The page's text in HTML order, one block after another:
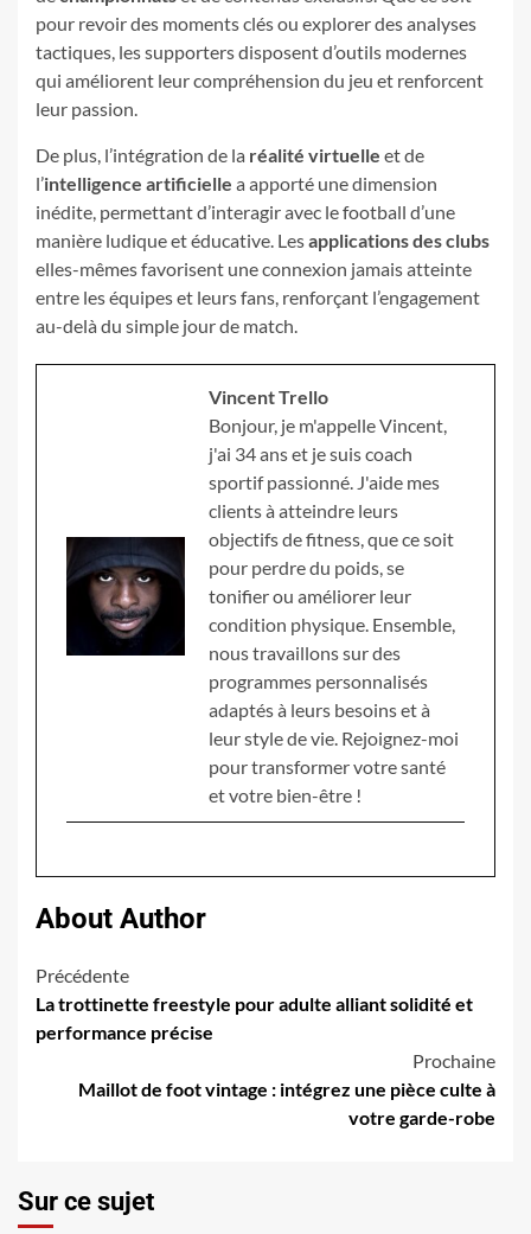
pour revoir des moments clés ou explorer des analyses
tactiques, les supporters disposent d’outils modernes
qui améliorent leur compréhension du jeu et renforcent
leur passion.
De plus, l’intégration de la réalité virtuelle et de
l’intelligence artificielle a apporté une dimension
inédite, permettant d’interagir avec le football d’une
manière ludique et éducative. Lesapplications des clubs
elles-mêmes favorisent une connexion jamais atteinte
entre les équipes et leurs fans, renforçant l’engagement
au-delà du simple jour de match.
Vincent Trello
Bonjour, je m'appelle Vincent,
j'ai 34 ans et je suis coach
sportif passionné. J'aide mes
clients à atteindre leurs
objectifs de fitness, que ce soit
pour perdre du poids, se
tonifier ou améliorer leur
condition physique. Ensemble,
nous travaillons sur des
programmes personnalisés
adaptés à leurs besoins et à
leur style de vie. Rejoignez-moi
pour transformer votre santé
et votre bien-être !
About Author
Navigation
d’article
Précédente
La trottinette freestyle pour adulte alliant solidité et
performance précise
Prochaine
Maillot de foot vintage : intégrez une pièce culte à
votre garde-robe
Sur ce sujet